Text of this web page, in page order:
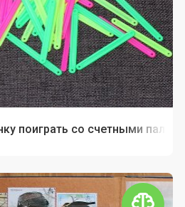
поиграть со счетными